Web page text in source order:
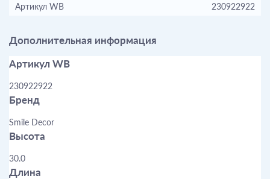
Артикул WB
230922922
Дополнительная информация
Артикул WB
230922922
Бренд
Smile Decor
Высота
30.0
Длина